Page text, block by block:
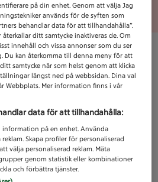
error
på din enhet. Genom att välja Jag
används för de syften som
behandlar data för att tillhandahålla”.
ditt samtycke inaktiveras de. Om
innehåll och vissa annonser som du ser
Du kan återkomma till denna meny för att
samtycke när som helst genom att klicka
längst ned på webbsidan. Dina val
Webbplats. Mer information finns i vår
data för att tillhandahålla:
information på en enhet. Använda
Skapa profiler för personaliserad
välja personaliserad reklam. Mäta
genom statistik eller kombinationer
och förbättra tjänster.